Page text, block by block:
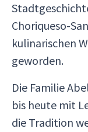
Choriqueso-
kulinarischen
geworden.
Die Familie
bis heute mit
die Tradition